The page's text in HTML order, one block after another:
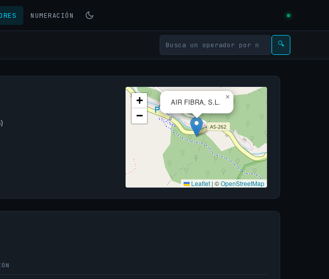
NUMERACIÓN
🔍
AIR FIBRA, S.L.
×
+
−
Leaflet | ©OpenStreetMap